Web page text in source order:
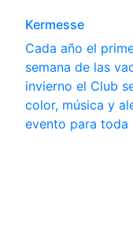
Kermesse
Cada año el
semana de las
invierno el Club
color, música y
evento para toda